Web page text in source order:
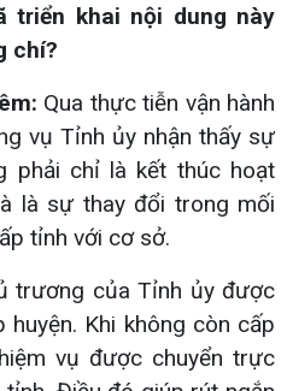
triển khai nội dung này
chí?
Qua thực tiễn vận hành
vụ Tỉnh ủy nhận thấy sự
phải chỉ là kết thúc hoạt
là sự thay đổi trong mối
tỉnh với cơ sở.
trương của Tỉnh ủy được
Khi không còn cấp
vụ được chuyển trực